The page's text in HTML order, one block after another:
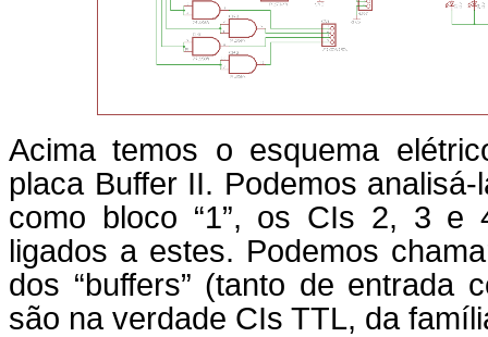
Acima temos o esquema
placa Buffer II. Podemos
como bloco “1”, os CIs 2, 3 e
ligados a estes. Podemos
dos “buffers” (tanto de entrada
são na verdade CIs TTL, da